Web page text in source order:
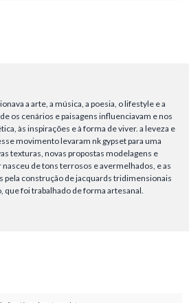
a arte, a música, a poesia, o lifestyle e a
os cenários e paisagens influenciavam e nos
às inspirações e à forma de viver. a leveza e
movimento levaram nk gypset para uma
texturas, novas propostas modelagens e
de tons terrosos e avermelhados, e as
construção de jacquards tridimensionais
que foi trabalhado de forma artesanal.